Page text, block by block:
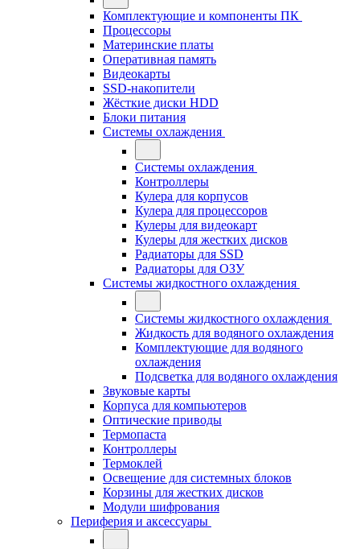
Комплектующие и компоненты ПК
Процессоры
Материнские платы
Оперативная память
Видеокарты
SSD-накопители
Жёсткие диски HDD
Блоки питания
Системы охлаждения
Системы охлаждения
Контроллеры
Кулера для корпусов
Кулера для процессоров
Кулеры для видеокарт
Кулеры для жестких дисков
Радиаторы для SSD
Радиаторы для ОЗУ
Системы жидкостного охлаждения
Системы жидкостного охлаждения
Жидкость для водяного охлаждения
Комплектующие для водяного
охлаждения
Подсветка для водяного охлаждения
Звуковые карты
Корпуса для компьютеров
Оптические приводы
Термопаста
Контроллеры
Термоклей
Освещение для системных блоков
Корзины для жестких дисков
Модули шифрования
Периферия и аксессуары